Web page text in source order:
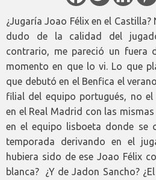
¿Jugaría Joao Félix en el
dudo de la calidad del
contrario, me pareció un fuera
momento en que lo vi. Lo que
que debutó en el Benfica el
filial del equipo portugués, no
en el Real Madrid con las
en el equipo lisboeta donde se
temporada derivando en el
hubiera sido de ese Joao Félix
blanca? ¿Y de Jadon Sancho?